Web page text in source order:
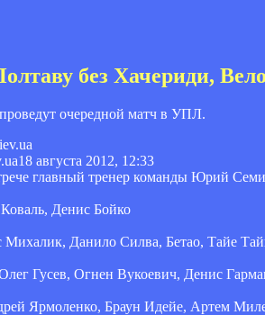
без Хачериди,
очередной матч в УПЛ.
18 августа 2012, 12:33
главный тренер команды Юрий
Денис Бойко
Михалик, Данило Силва, Бетао, Тайе
Гусев, Огнен Вукоевич, Денис
Ярмоленко, Браун Идейе, Артем